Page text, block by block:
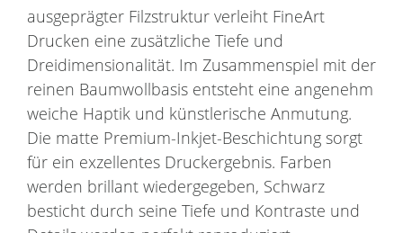
ausgeprägter Filzstruktur verleiht FineArt
Drucken eine zusätzliche Tiefe und
Dreidimensionalität. Im Zusammenspiel mit der
reinen Baumwollbasis entsteht eine angenehm
weiche Haptik und künstlerische Anmutung.
Die matte Premium-Inkjet-Beschichtung sorgt
für ein exzellentes Druckergebnis. Farben
werden brillant wiedergegeben, Schwarz
besticht durch seine Tiefe und Kontraste und